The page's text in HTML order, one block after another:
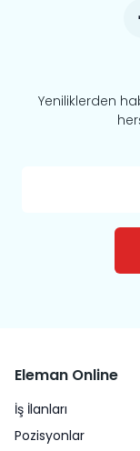
Yeniliklerden
Eleman Online
İş İlanları
Pozisyonlar